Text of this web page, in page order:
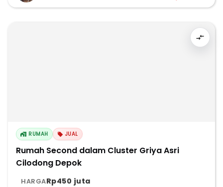
RUMAH JUAL
Rumah Second dalam Cluster Griya Asri
Cilodong Depok
HARGARp450 juta